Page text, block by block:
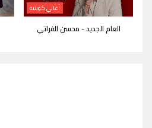
أغاني كويتية
العام الجديد - محسن الفراتي